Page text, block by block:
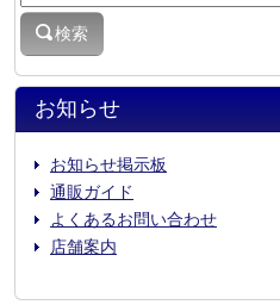
お知らせ
お知らせ掲示板
通販ガイド
よくあるお問い合わせ
店舗案内
検索